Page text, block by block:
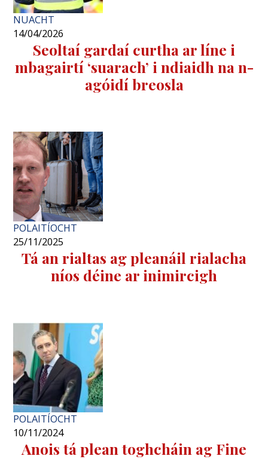
NUACHT
14/04/2026
Seoltaí gardaí curtha ar líne i
mbagairtí ‘suarach’ i ndiaidh na n-
agóidí breosla
POLAITÍOCHT
25/11/2025
Tá an rialtas ag pleanáil rialacha
níos déine ar inimircigh
POLAITÍOCHT
10/11/2024
Anois tá plean toghcháin ag Fine